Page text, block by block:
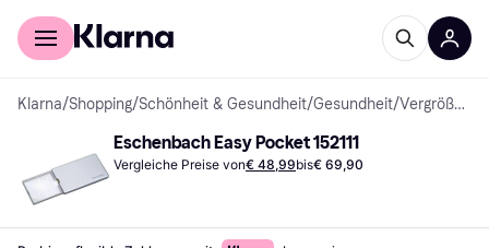
Für Shopper
Klarna/Shopping/Schönheit & Gesundheit/Gesundheit/ Vergrößerungsglas & Lupen
Eschenbach Easy Pocket 152111
Vergleiche Preise von€ 48,99bis€ 69,90